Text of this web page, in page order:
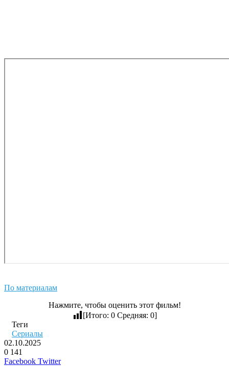
По материалам
Нажмите, чтобы оценить этот фильм!
[Итого: 0Средняя: 0]
Теги
Сериалы
02.10.2025
0 141
Facebook TwitterLinkedIn
Pinterest
Вконтакте
Одноклассники
Skype
WhatsApp
Telegram
Viber